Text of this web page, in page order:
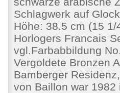
Schlagwerk auf
Höhe: 38.5 cm (15
Horlogers Francais
vgl.Farbabbildung
Vergoldete Bronzen
Bamberger
von Baillon war